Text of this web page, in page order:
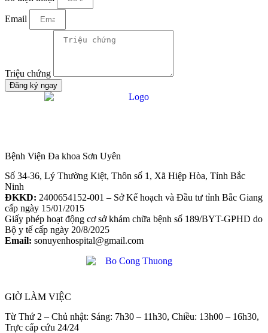
Email
Triệu chứng
Đăng ký ngay
Bệnh Viện Đa khoa Sơn Uyên
Số 34-36, Lý Thường Kiệt, Thôn số 1, Xã Hiệp Hòa, Tỉnh Bắc
Ninh
ĐKKD: 2400654152-001 – Sở Kế hoạch và Đầu tư tỉnh Bắc Giang
cấp ngày 15/01/2015
Giấy phép hoạt động cơ sở khám chữa bệnh số 189/BYT-GPHD do
Bộ y tế cấp ngày 20/8/2025
Email: sonuyenhospital@gmail.com
GIỜ LÀM VIỆC
Từ Thứ 2 – Chủ nhật: Sáng: 7h30 – 11h30, Chiều: 13h00 – 16h30,
Trực cấp cứu 24/24